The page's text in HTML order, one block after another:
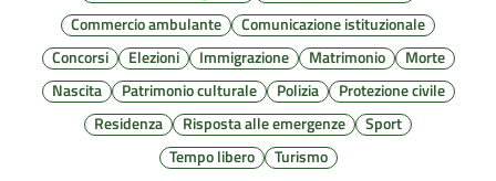
Commercio ambulante
Comunicazione istituzionale
Concorsi
Elezioni Immigrazione Matrimonio
Morte
Nascita
Patrimonio culturale Polizia
Protezione civile
Residenza
Risposta alle emergenze
Sport
Tempo libero
Turismo